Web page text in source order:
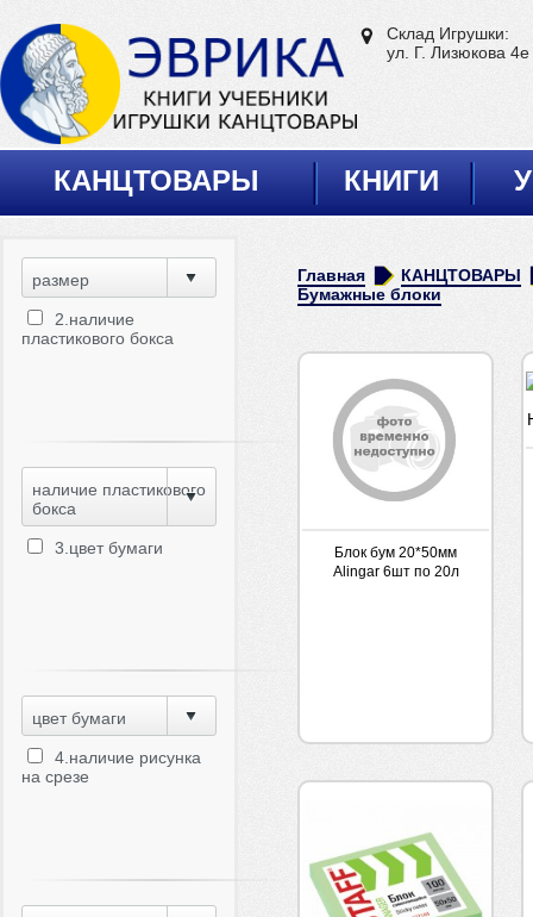
Склад Игрушки:
ул. Г. Лизюкова 4е
КАНЦТОВАРЫ КНИГИ
размер
2.наличие
пластикового бокса
наличие пластикового
бокса
3.цвет бумаги
цвет бумаги
4.наличие рисунка
на срезе
Главная
КАНЦТОВАРЫ
Бумажные блоки
Блок бум 20*50мм
Alingar 6шт по 20л